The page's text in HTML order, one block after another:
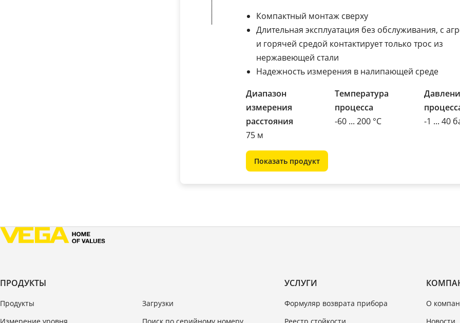
Компактный монтаж сверху
Длительная эксплуатация без обслуживания, с
и горячей средой контактирует только трос из
нержавеющей стали
Надежность измерения в налипающей среде
Диапазон
измерения
расстояния
75 м
Температура
процесса
-60 ... 200 °C
-1 ... 40
Показать продукт
ПРОДУКТЫ
Продукты
Загрузки
УСЛУГИ
Формуляр возврата прибора
О